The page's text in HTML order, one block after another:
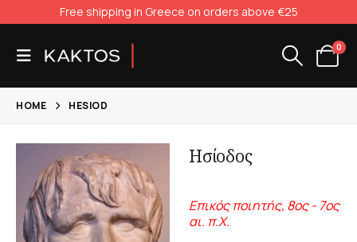
Free shipping in Greece on orders above €25
0
HOME HESIOD
Ησίοδος
Επικός ποιητής, 8oς - 7ος
αι. π.Χ.